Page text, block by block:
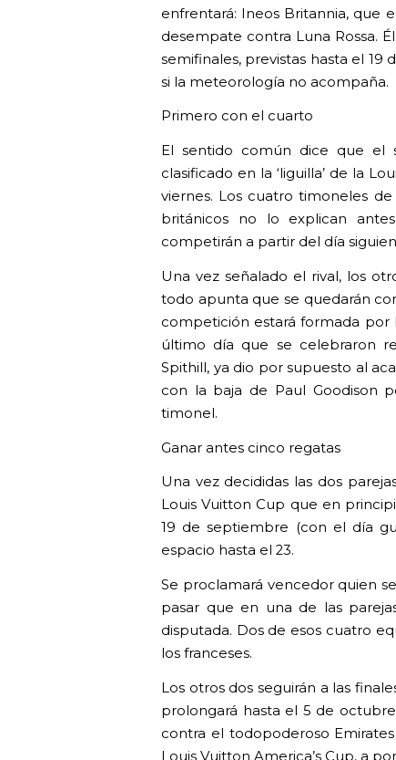
enfrentará: Ineos Britannia, que
desempate contra Luna Rossa.
semifinales, previstas hasta el
si la meteorología no acompaña.
Primero con el cuarto
El sentido común dice que el
clasificado en la ‘liguilla’ de la
viernes. Los cuatro timoneles
británicos no lo explican
competirán a partir del día
Una vez señalado el rival, los
todo apunta que se quedarán
competición estará formada por
último día que se celebraron
Spithill, ya dio por supuesto al
con la baja de Paul Goodison
timonel.
Ganar antes cinco regatas
Una vez decididas las dos
Louis Vuitton Cup que en
19 de septiembre (con el día
espacio hasta el 23.
Se proclamará vencedor quien
pasar que en una de las
disputada. Dos de esos cuatro
los franceses.
Los otros dos seguirán a las
prolongará hasta el 5 de
contra el todopoderoso
Louis Vuitton America’s Cup, a